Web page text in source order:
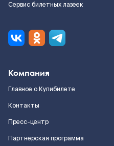
Сервис билетных лазеек
Компания
Главное о Купибилете
Контакты
Пресс-центр
Партнерская программа